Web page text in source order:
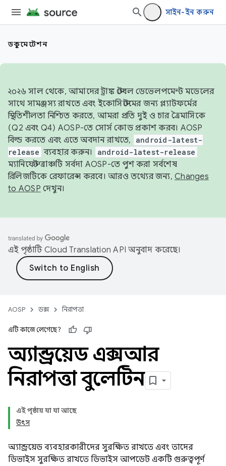
সাইন-ইন করুন
ডকুমেন্টেশন
২০২৬ সাল থেকে, আমাদের ট্রাঙ্ক স্টেবল ডেভেলপমেন্ট মডেলের
সাথে সামঞ্জস্য রাখতে এবং ইকোসিস্টেমের জন্য প্ল্যাটফর্মের
স্থিতিশীলতা নিশ্চিত করতে, আমরা প্রতি দুই ও চার ত্রৈমাসিকে
(Q2 এবং Q4) AOSP-তে সোর্স কোড প্রকাশ করব। AOSP
বিল্ড করতে এবং এতে অবদান রাখতে,
android-latest-
release ব্যবহার করুন। android-latest-release
ম্যানিফেস্ট ব্রাঞ্চটি সর্বদা AOSP-তে পুশ করা সর্বশেষ
রিলিজটিকে রেফারেন্স করবে। আরও তথ্যের জন্য, Changes
to AOSP দেখুন।
এই পৃষ্ঠাটি Cloud Translation API অনুবাদ করেছে।
AOSP ডক্স নিরাপত্তা
এটি কাজে লেগেছে?
অ্যান্ড্রয়েড এক্সআর
নিরাপত্তা বুলেটিন
এই পৃষ্ঠায় যা যা আছে
উৎস
অ্যান্ড্রয়েড ব্যবহারকারীদের সুরক্ষিত রাখতে এবং তাদের
ডিভাইস সুরক্ষিত রাখতে ডিভাইস আপডেট একটি গুরুত্বপূর্ণ